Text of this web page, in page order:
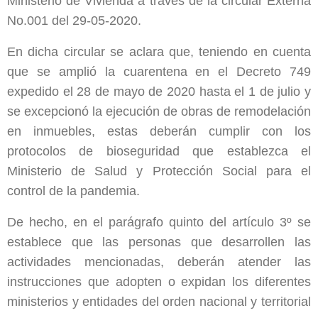
No.001 del 29-05-2020.
En dicha circular se aclara que, teniendo en cuenta
que se amplió la cuarentena en el Decreto 749
expedido el 28 de mayo de 2020 hasta el 1 de julio y
se excepcionó la ejecución de obras de remodelación
en inmuebles, estas deberán cumplir con los
protocolos de bioseguridad que establezca el
Ministerio de Salud y Protección Social para el
control de la pandemia.
De hecho, en el parágrafo quinto del artículo 3º se
establece que las personas que desarrollen las
actividades mencionadas, deberán atender las
instrucciones que adopten o expidan los diferentes
ministerios y entidades del orden nacional y territorial